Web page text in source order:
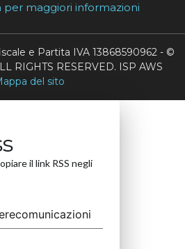
maggiori informazioni
e Partita IVA 13868590962 - ©
RIGHTS RESERVED. ISP AWS
del sito
il link RSS negli